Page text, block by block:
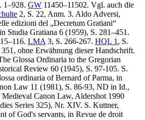
1–928. GW 11450–11502. Vgl. auch die
2, S. 22, Anm. 3. Aldo Adversi,
edizioni del „Decretum Gratiani“
Studia Gratiana 6 (1959), S. 281–451.
LMA 3, S. 266-267. HQL 1 , S.
351, ohne Erwähnung dieser Handschrift.
Glossa Ordinaria to the Gregorian
Review 60 (1945), S. 97-105. S.
ordinaria of Bernard of Parma, in
Law 11 (1981), S. 86-93, ND in Id.,
Canon Law, Aldershot 1990
Series 325), Nr. XIV. S. Kuttner,
of God's servants, in Revue de droit